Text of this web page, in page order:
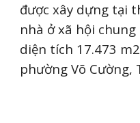
được xây dựng tại
nhà ở xã hội chung
diện tích 17.473
phường Võ Cường,